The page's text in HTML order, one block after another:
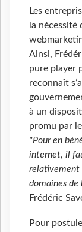
Les
la
Ainsi,
pure player
reconnaît
à un
promu par
"Pour en
internet, il
relativement
domaines de
Frédéric
Pour